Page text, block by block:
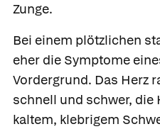
Zunge.
Bei einem plötzlichen
eher die Symptome
Vordergrund. Das Herz
schnell und schwer, die
kaltem, klebrigem